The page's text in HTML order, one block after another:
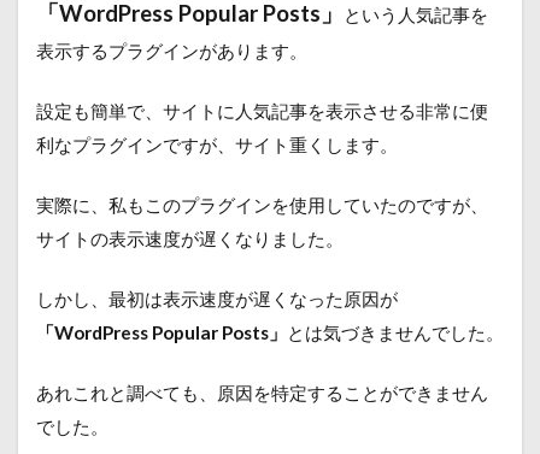
「WordPress Popular Posts」
という人気記事を
表示するプラグインがあります。
設定も簡単で、サイトに人気記事を表示させる非常に便
利なプラグインですが、サイト重くします。
実際に、私もこのプラグインを使用していたのですが、
サイトの表示速度が遅くなりました。
しかし、最初は表示速度が遅くなった原因が
「WordPress Popular Posts」 とは気づきませんでした。
あれこれと調べても、原因を特定することができません
でした。